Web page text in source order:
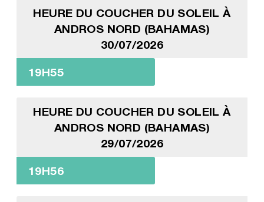
HEURE DU COUCHER DU SOLEIL À
ANDROS NORD (BAHAMAS)
30/07/2026
19H55
HEURE DU COUCHER DU SOLEIL À
ANDROS NORD (BAHAMAS)
29/07/2026
19H56